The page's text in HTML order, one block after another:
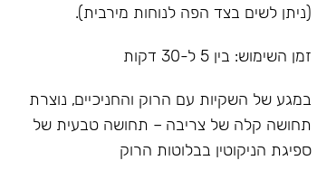
(ניתן לשים בצד הפה לנוחות מירבית).
זמן השימוש: בין 5 ל-30 דקות
במגע של השקיות עם הרוק והחניכיים, נוצרת
תחושה קלה של צריבה – תחושה טבעית של
ספיגת הניקוטין בבלוטות הרוק